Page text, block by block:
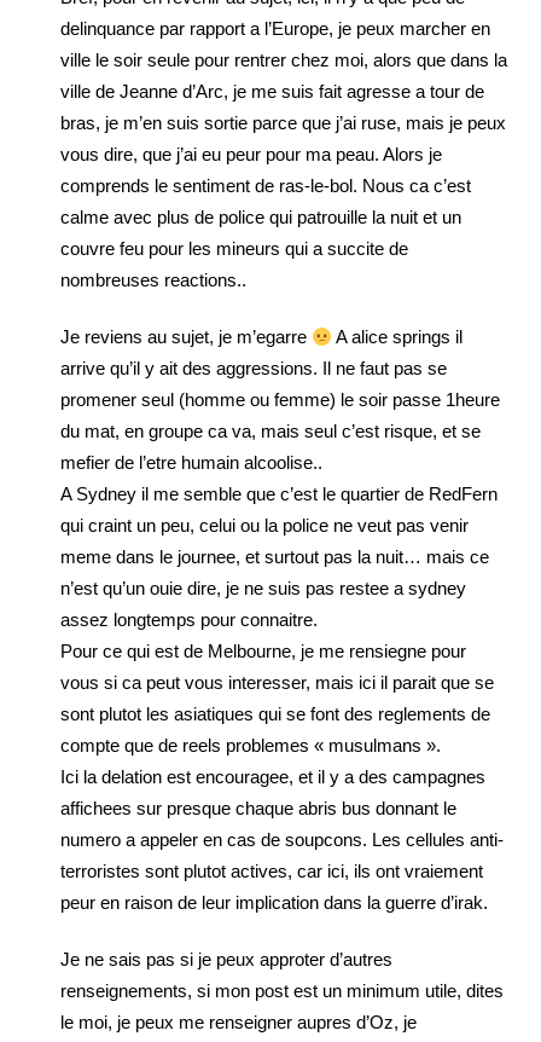
delinquance par rapport a l’Europe, je peux marcher en
ville le soir seule pour rentrer chez moi, alors que dans la
ville de Jeanne d’Arc, je me suis fait agresse a tour de
bras, je m’en suis sortie parce que j’ai ruse, mais je peux
vous dire, que j’ai eu peur pour ma peau. Alors je
comprends le sentiment de ras-le-bol. Nous ca c’est
calme avec plus de police qui patrouille la nuit et un
couvre feu pour les mineurs qui a succite de
nombreuses reactions..
Je reviens au sujet, je m’egarre
A alice springs il
arrive qu’il y ait des aggressions. Il ne faut pas se
promener seul (homme ou femme) le soir passe 1heure
du mat, en groupe ca va, mais seul c’est risque, et se
mefier de l’etre humain alcoolise..
A Sydney il me semble que c’est le quartier de RedFern
qui craint un peu, celui ou la police ne veut pas venir
meme dans le journee, et surtout pas la nuit… mais ce
n’est qu’un ouie dire, je ne suis pas restee a sydney
assez longtemps pour connaitre.
Pour ce qui est de Melbourne, je me rensiegne pour
vous si ca peut vous interesser, mais ici il parait que se
sont plutot les asiatiques qui se font des reglements de
compte que de reels problemes « musulmans ».
Ici la delation est encouragee, et il y a des campagnes
affichees sur presque chaque abris bus donnant le
numero a appeler en cas de soupcons. Les cellules anti-
terroristes sont plutot actives, car ici, ils ont vraiement
peur en raison de leur implication dans la guerre d’irak.
Je ne sais pas si je peux approter d’autres
renseignements, si mon post est un minimum utile, dites
le moi, je peux me renseigner aupres d’Oz, je